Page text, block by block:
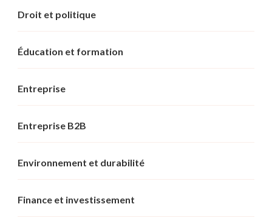
Droit et politique
Éducation et formation
Entreprise
Entreprise B2B
Environnement et durabilité
Finance et investissement